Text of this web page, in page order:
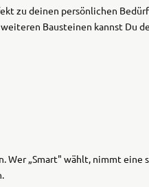
zu deinen persönlichen
Bausteinen kannst Du
Wer „Smart" wählt, nimmt